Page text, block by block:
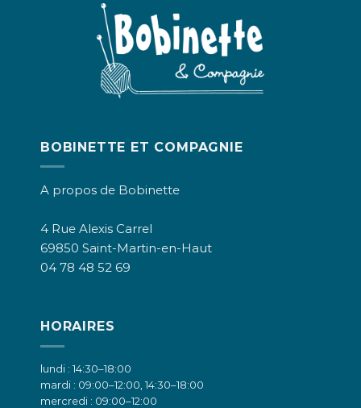
BOBINETTE ET COMPAGNIE
A propos de Bobinette
4 Rue Alexis Carrel
69850 Saint-Martin-en-Haut
04 78 48 52 69
HORAIRES
lundi : 14:30–18:00
mardi : 09:00–12:00, 14:30–18:00
mercredi : 09:00–12:00